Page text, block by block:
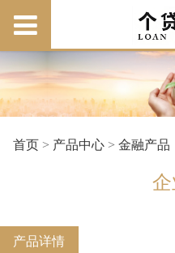
首页> 产品中心> 金融产品
产品详情